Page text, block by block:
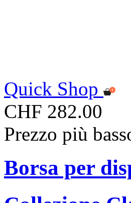
Quick Shop
CHF 282.00
Prezzo più
Borsa per